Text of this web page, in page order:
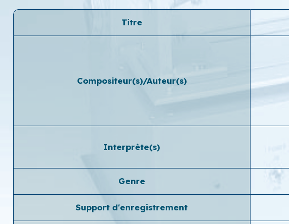
Titre
Compositeur(s)/Auteur(s)
Interprète(s)
Genre
Support d'enregistrement